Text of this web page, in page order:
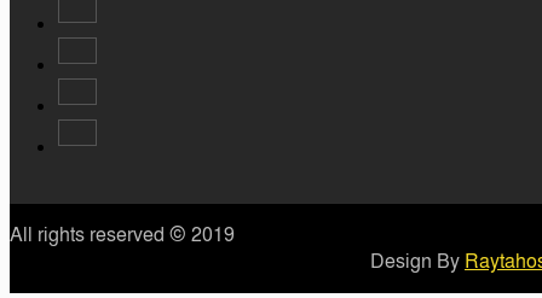
All rights reserved © 2019
Design By